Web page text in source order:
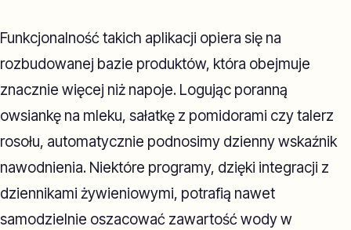
Funkcjonalność takich aplikacji opiera się na
rozbudowanej bazie produktów, która obejmuje
znacznie więcej niż napoje. Logując poranną
owsiankę na mleku, sałatkę z pomidorami czy talerz
rosołu, automatycznie podnosimy dzienny wskaźnik
nawodnienia. Niektóre programy, dzięki integracji z
dziennikami żywieniowymi, potrafią nawet
samodzielnie oszacować zawartość wody w